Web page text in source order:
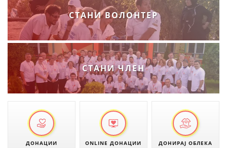
ПРИРАЧНИЦИ
СТРАТЕГИИ
БРОШУРИ
ПОСТЕРИ
СТАНИ ВОЛОНТЕР
СТАНИ ЧЛЕН
ДОНАЦИИ ONLINE ДОНАЦИИ ДОНИРАЈ ОБЛЕКА